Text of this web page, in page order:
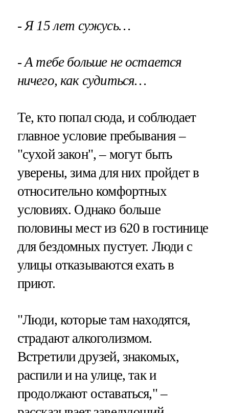
- Я 15 лет сужусь…
- А тебе больше не остается
ничего, как судиться…
Те, кто попал сюда, и соблюдает
главное условие пребывания –
"сухой закон", – могут быть
уверены, зима для них пройдет в
относительно комфортных
условиях. Однако больше
половины мест из 620 в гостинице
для бездомных пустует. Люди с
улицы отказываются ехать в
приют.
"Люди, которые там находятся,
страдают алкоголизмом.
Встретили друзей, знакомых,
распили и на улице, так и
продолжают оставаться," –